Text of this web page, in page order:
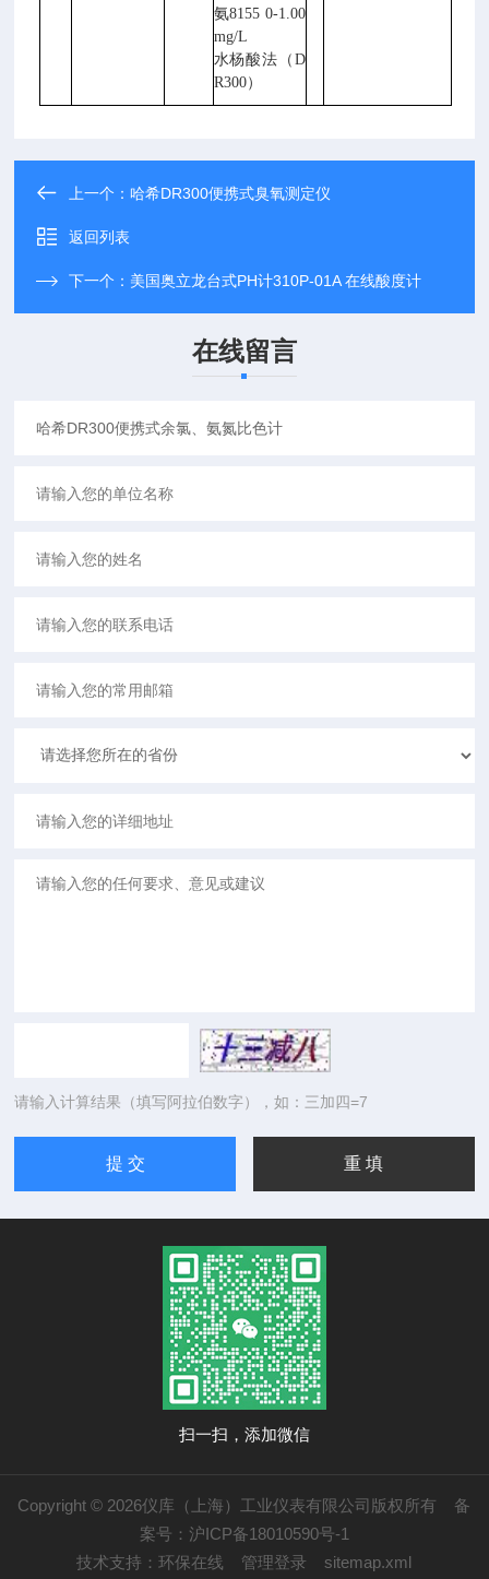
氨8155 0-1.00
mg/L
水杨酸法（D
R300）
上一个：哈希DR300便携式臭氧测定仪
返回列表
下一个： 美国奥立龙台式PH计310P-01A 在线酸度计
在线留言
请输入计算结果（填写阿拉伯数字），如：三加四=7
扫一扫，添加微信
Copyright © 2026仪库（上海）工业仪表有限公司版权所有 备
案号：沪ICP备18010590号-1
技术支持：环保在线 管理登录 sitemap.xml